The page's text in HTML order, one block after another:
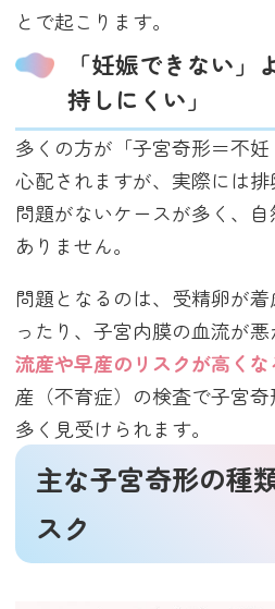
とで起こります。
「妊娠できない
持しにくい」
多くの方が「子宮奇形＝不
心配されますが、実際には
問題がないケースが多く、
ありません。
問題となるのは、受精卵が
ったり、子宮内膜の血流が悪
流産や早産のリスクが高くな
産（不育症）の検査で子宮
多く見受けられます。
主な子宮奇形の種
スク